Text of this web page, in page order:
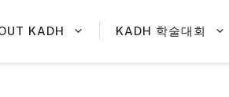
KADH KADH 학술대회